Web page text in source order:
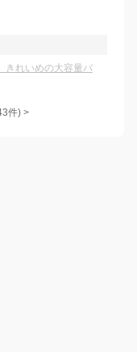
きれいめの大容量バ
件) >